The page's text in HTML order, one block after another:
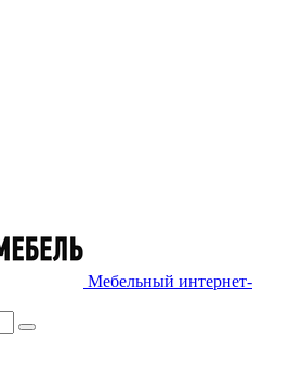
Мебельный интернет-